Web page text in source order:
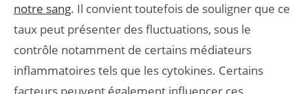
notre sang. Il convient toutefois de souligner que ce
taux peut présenter des fluctuations, sous le
contrôle notamment de certains médiateurs
inflammatoires tels que les cytokines. Certains